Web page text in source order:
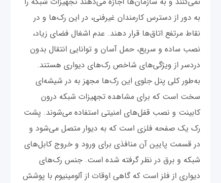
به دور از دسترس کارمندان غیرفنی، در این رک‌ها و در
نقاط مرتفع اتاق‌ها قرار دهند. عدم اشغال فضای زیاد،
نصب ساده و سریع، حمل آسان و توانایی انتقال بدون
دردسر از ویژگی‌های شاخص رک‌های دیواری هستند.
به‌طور کلی پنل جلوی این رک‌ها مجهز به در شیشه‌ای
سخت است که برای مشاهده تجهیزات شبکه درون
کابینت و نصب قفل‌های امنیتی استفاده می‌شوند. پشت
رک یک صفحه فلزی است که به دیوار متصل می‌شود و
در قسمت پایین آن منافذی برای ورود و خروج کابل‌های
شبکه و برق در نظر گرفته شده است. جنس رک‌های
دیواری از فلز است که گاهی اوقات از آلومینیوم با پوشش